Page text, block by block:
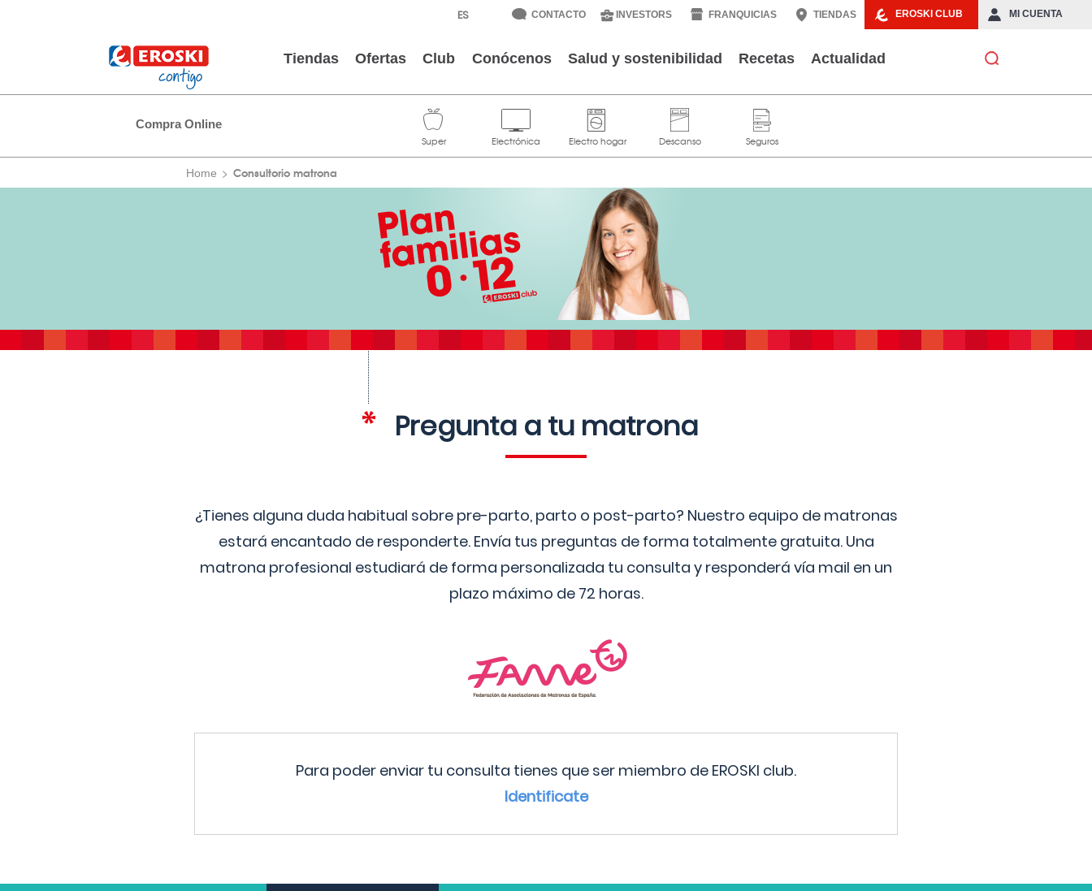
EROSKI CLUB MI CUENTA
CONTACTO INVESTORS FRANQUICIAS TIENDAS
Tiendas Ofertas Club Conócenos Salud y sostenibilidad Recetas Actualidad
Compra Online
Home Consultorio matrona
Pregunta a tu matrona
¿Tienes alguna duda habitual sobre pre-parto, parto o post-parto? Nuestro equipo de matronas
estará encantado de responderte. Envía tus preguntas de forma totalmente gratuita. Una
matrona profesional estudiará de forma personalizada tu consulta y responderá vía mail en un
plazo máximo de 72 horas.
Para poder enviar tu consulta tienes que ser miembro de EROSKI club.
Identificate